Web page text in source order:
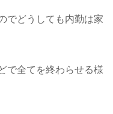
でどうしても内勤は家
で全てを終わらせる様